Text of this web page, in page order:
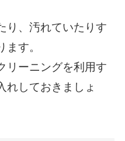
り、汚れていたりす
す。
リーニングを利用す
れしておきましょ